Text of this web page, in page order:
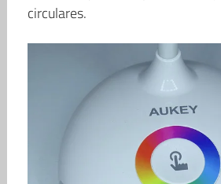
circulares.